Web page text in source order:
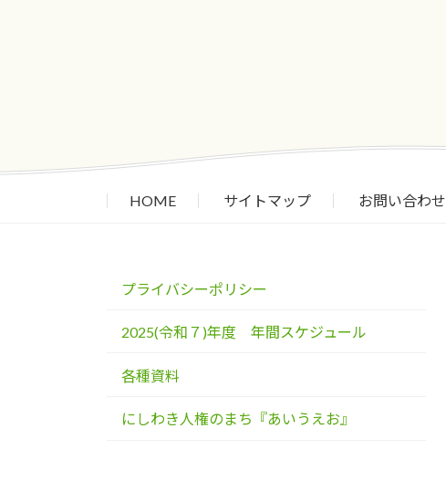
HOME サイトマップ お問い合わせ
プライバシーポリシー
2025(令和７)年度 年間スケジュール
各種資料
にしわき人権のまち『あいうえお』